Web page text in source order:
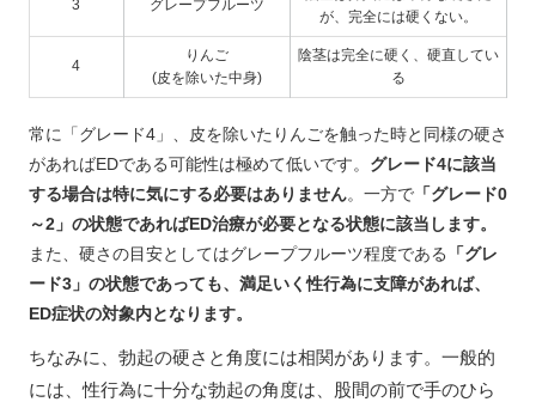
3 グレープフルーツ
が、完全には硬くない。
4
りんご
(皮を除いた中身)
陰茎は完全に硬く、硬直してい
る
常に「グレード4」、皮を除いたりんごを触った時と同様の硬さ
があればEDである可能性は極めて低いです。 グレード4に該当
する場合は特に気にする必要はありません。一方で「グレード0
～2」の状態であればED治療が必要となる状態に該当します。
また、硬さの目安としてはグレープフルーツ程度である
「グレ
ード3」の状態であっても、満足いく性行為に支障があれば、
ED症状の対象内となります。
ちなみに、勃起の硬さと角度には相関があります。一般的
には、性行為に十分な勃起の角度は、股間の前で手のひら